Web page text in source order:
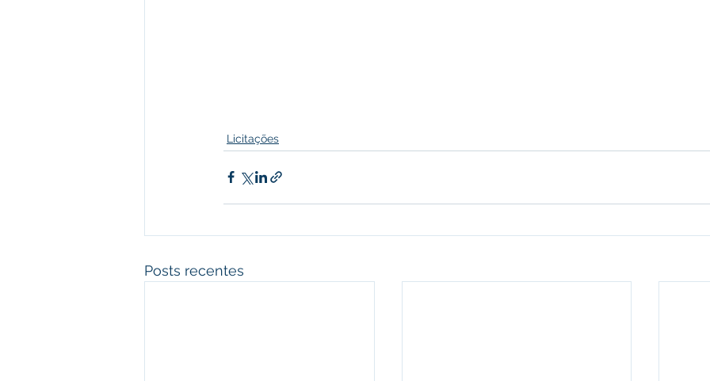
Licitações
Posts recentes